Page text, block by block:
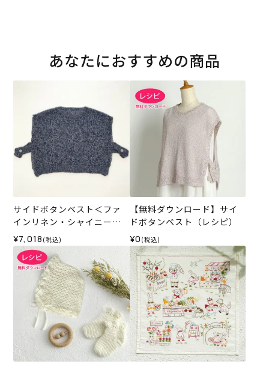
あなたにおすすめの商品
サイドボタンベスト＜ファ
インリネン・シャイニーフ
ィル0402＞（編み物 材料セ
ット）
¥7,018 (税込)
【無料ダウンロード】サイ
ドボタンベスト（レシピ）
¥0 (税込)